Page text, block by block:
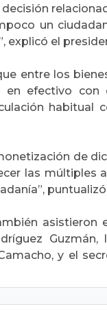
un
explicó el
entre los
en efectivo
habitual
de
las múltiples
asistieron
y el